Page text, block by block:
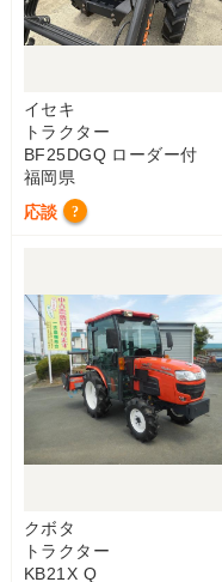
イセキ
トラクター
BF25DGQ ローダー付
福岡県
応談
?
クボタ
トラクター
KB21X Q